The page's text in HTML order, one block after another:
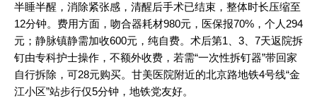
半睡半醒，消除紧张感，清醒后手术已结束，整体时长压缩至
12分钟。费用方面，吻合器耗材980元，医保报70%，个人294
元；静脉镇静需加收600元，纯自费。术后第1、3、7天返院拆
钉由专科护士操作，不额外收费，若需“一次性拆钉器”带回家
自行拆除，可28元购买。甘美医院附近的北京路地铁4号线“金
江小区”站步行仅5分钟，地铁党友好。